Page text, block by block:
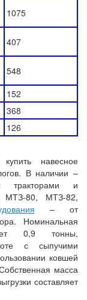
1075
407
548
152
368
126
навесное
В наличии –
тракторами и
МТЗ-80, МТЗ-82,
– от
Номинальная
0,9 тонны,
с сыпучими
ковшей
масса
составляет